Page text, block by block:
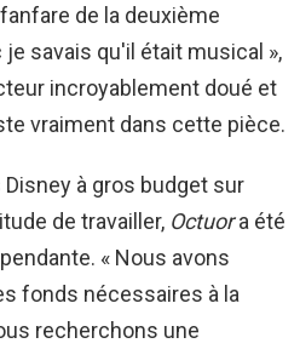
de la deuxième
je savais qu'il était musical »,
incroyablement doué et
vraiment dans cette pièce.
à gros budget sur
de travailler, Octuora été
« Nous avons
fonds nécessaires à la
recherchons une